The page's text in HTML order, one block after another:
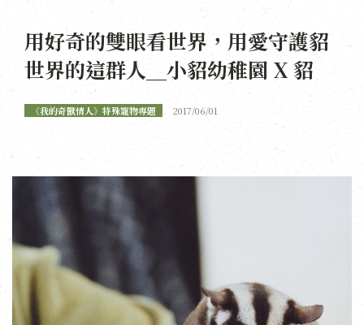
用好奇的雙眼看世界，用愛守護貂
世界的這群人＿小貂幼稚園 X 貂
《我的奇獸情人》特殊寵物專題 2017/06/01